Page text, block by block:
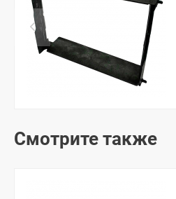
Смотрите также